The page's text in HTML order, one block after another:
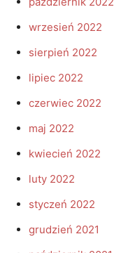
wrzesień 2022
sierpień 2022
lipiec 2022
czerwiec 2022
maj 2022
kwiecień 2022
luty 2022
styczeń 2022
grudzień 2021